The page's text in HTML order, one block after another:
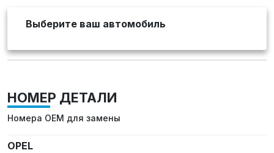
Выберите ваш автомобиль
НОМЕР ДЕТАЛИ
Номера OEM для замены
OPEL